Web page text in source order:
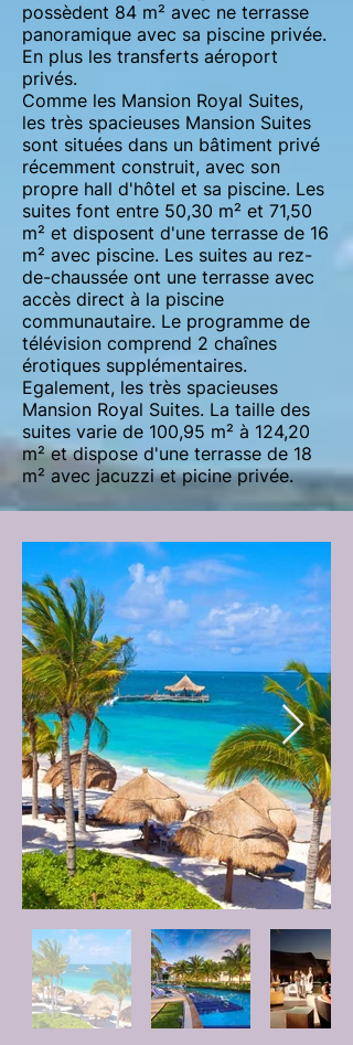
possèdent 84 m² avec ne terrasse
panoramique avec sa piscine privée.
En plus les transferts aéroport
privés.
Comme les Mansion Royal Suites,
les très spacieuses Mansion Suites
sont situées dans un bâtiment privé
récemment construit, avec son
propre hall d'hôtel et sa piscine. Les
suites font entre 50,30 m² et 71,50
m² et disposent d'une terrasse de 16
m² avec piscine. Les suites au rez-
de-chaussée ont une terrasse avec
accès direct à la piscine
communautaire. Le programme de
télévision comprend 2 chaînes
érotiques supplémentaires.
Egalement, les très spacieuses
Mansion Royal Suites. La taille des
suites varie de 100,95 m² à 124,20
m² et dispose d'une terrasse de 18
m² avec jacuzzi et picine privée.